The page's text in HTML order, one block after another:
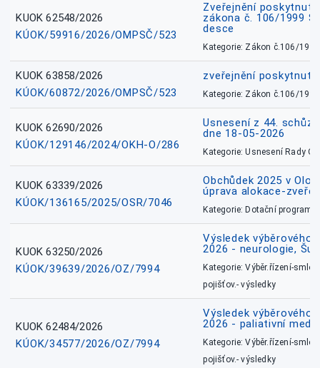
KUOK 62548/2026
KÚOK/59916/2026/OMPSČ/523
Zveřejnění
zákona č. 106/1999
desce
Kategorie: Zákon č.106/1999
KUOK 63858/2026
KÚOK/60872/2026/OMPSČ/523
zveřejnění
Kategorie: Zákon č.106/1999
KUOK 62690/2026
KÚOK/129146/2024/OKH-O/286
Usnesení z 44.
dne 18-05-2026
Kategorie: Usnesení Rady
KUOK 63339/2026
KÚOK/136165/2025/OSR/7046
Obchůdek 2025 v
úprava alokace-
Kategorie: Dotační
KUOK 63250/2026
KÚOK/39639/2026/OZ/7994
Výsledek výběrového
2026 - neurologie,
Kategorie: Výběr.řízení-
pojišťov.- výsledky
KUOK 62484/2026
KÚOK/34577/2026/OZ/7994
Výsledek výběrového
2026 - paliativní
Kategorie: Výběr.řízení-
pojišťov.- výsledky